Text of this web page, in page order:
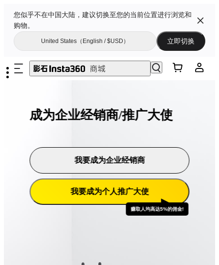
您似乎不在中国大陆，建议切换至您的当前位置进行浏览和
购物。
United States（English / $USD） 立即切换
成为企业经销商/推广大使
我要成为企业经销商
我要成为个人推广大使
赚取人均高达5%的佣金!